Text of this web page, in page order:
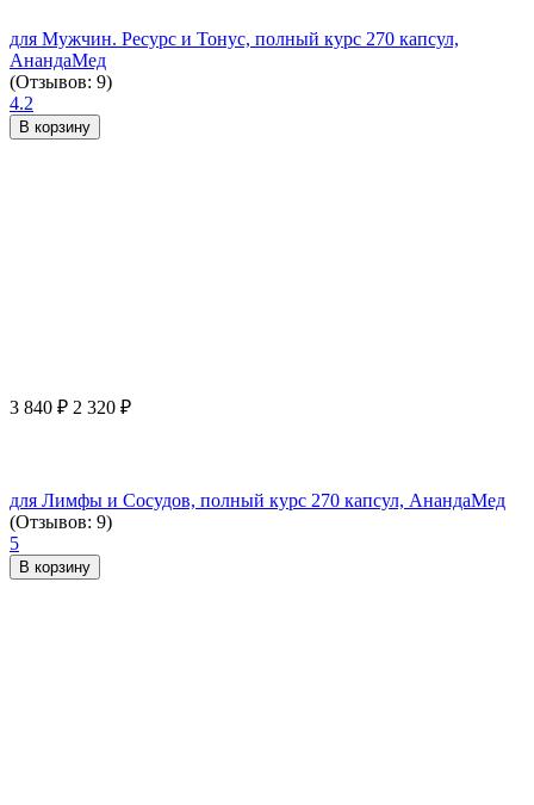
для Мужчин. Ресурс и Тонус, полный курс 270 капсул,
АнандаМед
(Отзывов: 9)
4.2
В корзину
3 840 ₽ 2 320 ₽
для Лимфы и Сосудов, полный курс 270 капсул, АнандаМед
(Отзывов: 9)
5
В корзину